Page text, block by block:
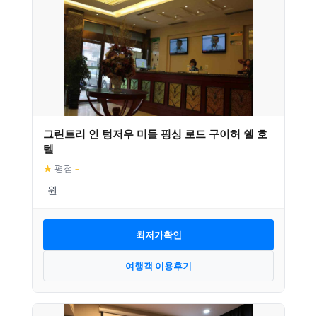
그린트리 인 텅저우 미들 핑싱 로드 구이허 쉘 호
텔
★ 평점 –
최저가확인
여행객 이용후기